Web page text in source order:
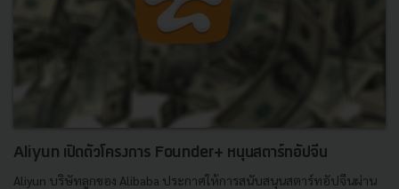
Aliyun เปิดตัวโครงการ Founder+ หนุนสตาร์ทอัปจีน
Aliyun บริษัทลูกของ Alibaba ประกาศให้การสนับสนุนสตาร์ทอัปจีนผ่าน